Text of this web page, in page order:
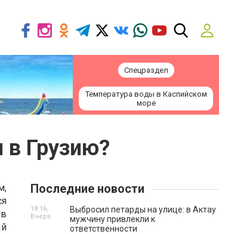
Спецраздел
Температура воды в Каспийском
море
в Грузию?
Последние новости
Выбросил петарды на улице: в Актау
мужчину привлекли к
ответственности
18:16,
Вчера